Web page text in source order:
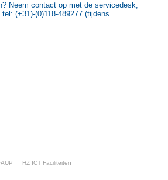
Neem contact op met de servicedesk,
(+31)-(0)118-489277 (tijdens
HZ ICT Faciliteiten